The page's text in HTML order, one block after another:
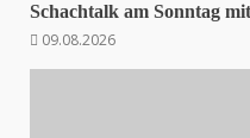
Schachtalk am Sonntag
09.08.2026